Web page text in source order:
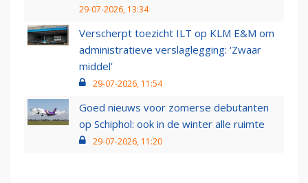
29-07-2026, 13:34
Verscherpt toezicht ILT op KLM E&M om
administratieve verslaglegging: ‘Zwaar
middel’
29-07-2026, 11:54
Goed nieuws voor zomerse debutanten
op Schiphol: ook in de winter alle ruimte
29-07-2026, 11:20